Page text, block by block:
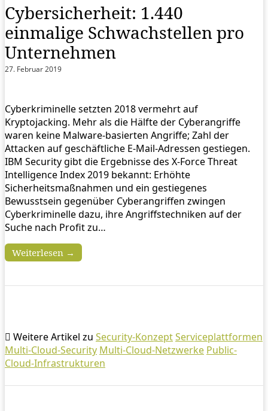
Cybersicherheit: 1.440
einmalige Schwachstellen pro
Unternehmen
27. Februar 2019
Cyberkriminelle setzten 2018 vermehrt auf
Kryptojacking. Mehr als die Hälfte der Cyberangriffe
waren keine Malware-basierten Angriffe; Zahl der
Attacken auf geschäftliche E-Mail-Adressen gestiegen.
IBM Security gibt die Ergebnisse des X-Force Threat
Intelligence Index 2019 bekannt: Erhöhte
Sicherheitsmaßnahmen und ein gestiegenes
Bewusstsein gegenüber Cyberangriffen zwingen
Cyberkriminelle dazu, ihre Angriffstechniken auf der
Suche nach Profit zu…
Weiterlesen →
Weitere Artikel zu Security-KonzeptServiceplattformen
Multi-Cloud-Security Multi-Cloud-Netzwerke Public-
Cloud-Infrastrukturen